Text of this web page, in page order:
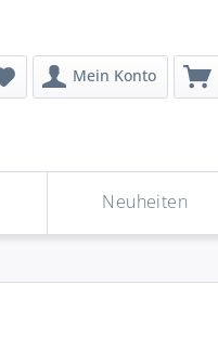
Mein Konto
Neuheiten